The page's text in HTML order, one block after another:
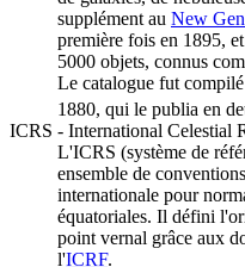
supplément au New
première fois en 1895,
5000 objets, connus
Le catalogue fut
1880, qui le publia en
ICRS - International Celestial
L'ICRS (système de
ensemble de
internationale pour
équatoriales. Il défini
point vernal grâce aux
l'ICRF.